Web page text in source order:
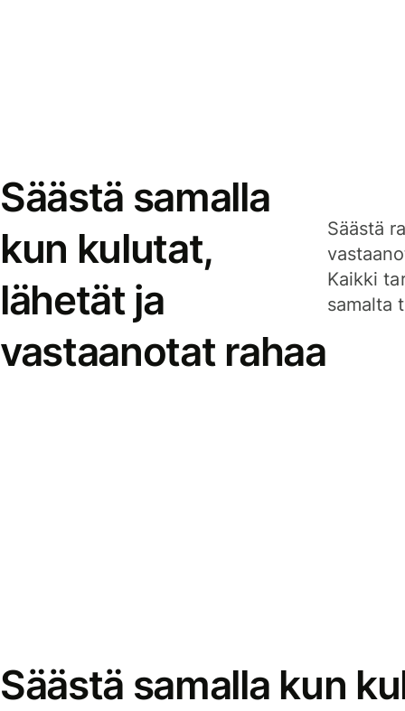
Säästä samalla
kun kulutat,
lähetät ja
vastaanotat rahaa
Säästä
Kaikki
samalta
Säästä samalla kun